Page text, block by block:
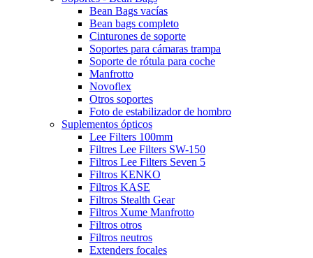
Bean Bags vacías
Bean bags completo
Cinturones de soporte
Soportes para cámaras trampa
Soporte de rótula para coche
Manfrotto
Novoflex
Otros soportes
Foto de estabilizador de hombro
Suplementos ópticos
Lee Filters 100mm
Filtres Lee Filters SW-150
Filtros Lee Filters Seven 5
Filtros KENKO
Filtros KASE
Filtros Stealth Gear
Filtros Xume Manfrotto
Filtros otros
Filtros neutros
Extenders focales